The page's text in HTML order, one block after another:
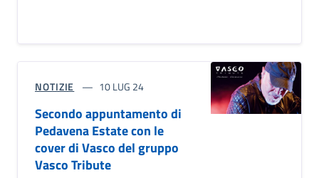
NOTIZIE 10 LUG 24
Secondo appuntamento di
Pedavena Estate con le
cover di Vasco del gruppo
Vasco Tribute